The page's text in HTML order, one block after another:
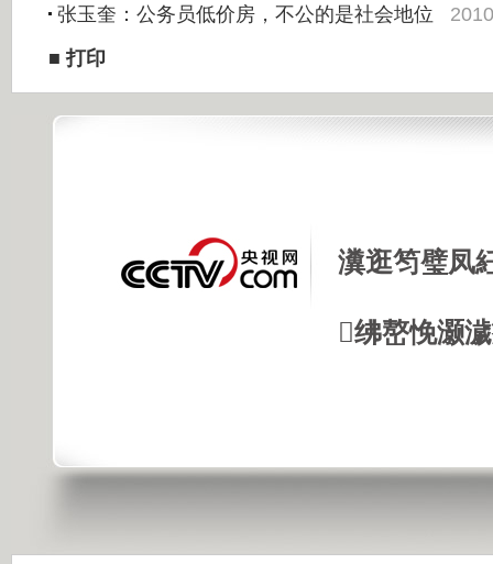
张玉奎：公务员低价房，不公的是社会地位
■打印
瀵逛笉璧凤
绋嶅悗灏